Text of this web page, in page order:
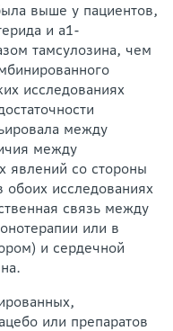
выше у пациентов,
и а1-
тамсулозина, чем
исследованиях
между
между
явлений со стороны
обоих исследованиях
связь между
или в
и сердечной
или препаратов